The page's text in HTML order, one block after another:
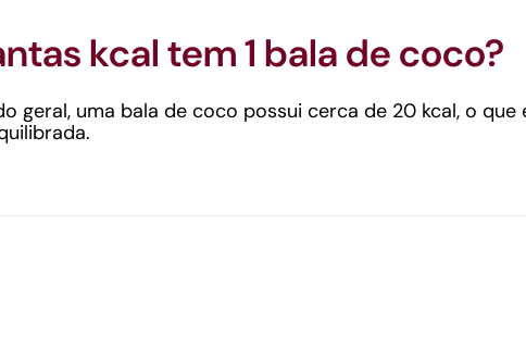
kcal tem 1 bala de coco?
geral, uma bala de coco possui cerca de 20 kcal, o